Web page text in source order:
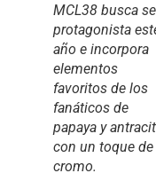
MCL38 busca
protagonista
año e incorpora
elementos
favoritos de los
fanáticos de
papaya y
con un toque de
cromo.